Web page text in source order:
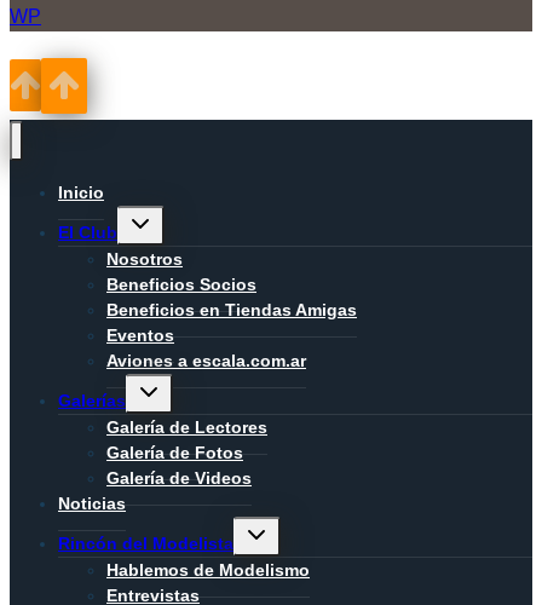
WP
Inicio
El Club
Alternar
hijo
Nosotros
Beneficios Socios
Beneficios en Tiendas Amigas
Eventos
Aviones a escala.com.ar
Galerías
Alternar
hijo
Galería de Lectores
Galería de Fotos
Galería de Videos
Noticias
Rincón del Modelista
Alternar
hijo
Hablemos de Modelismo
Entrevistas